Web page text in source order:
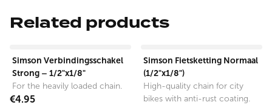
Related products
Simson Verbindingsschakel
Strong – 1/2"x1/8"
For the heavily loaded chain.
€4.95
Simson Fietsketting Normaal
(1/2"x1/8")
High-quality chain for city
bikes with anti-rust coating.